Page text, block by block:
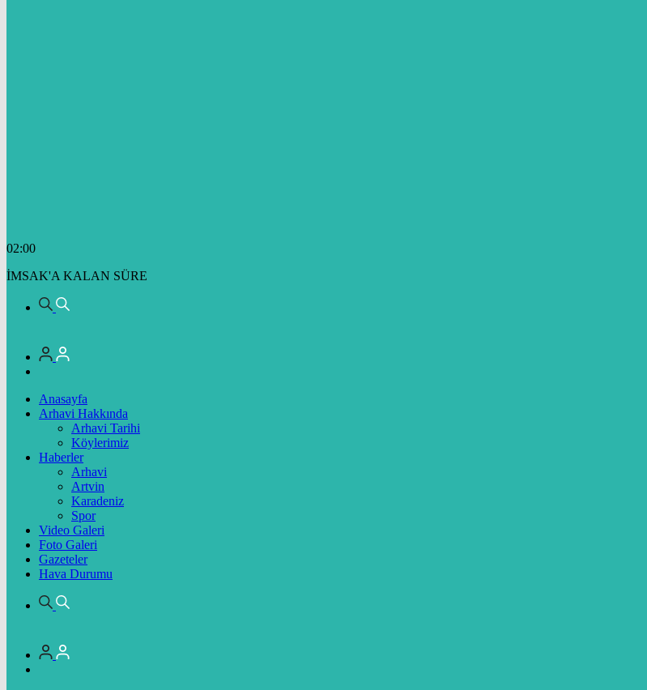
02:00
İMSAK'A KALAN SÜRE
Anasayfa
Arhavi Hakkında
Arhavi Tarihi
Köylerimiz
Haberler
Arhavi
Artvin
Karadeniz
Spor
Video Galeri
Foto Galeri
Gazeteler
Hava Durumu